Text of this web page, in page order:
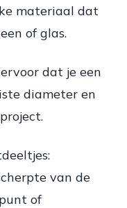
materiaal dat
of glas.
dat je een
diameter en
van de
of